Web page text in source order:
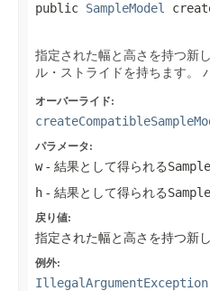
public SampleModel
指定された幅と高さを持つ新し
ル・ストライドを持ちます。
オーバーライド:
パラメータ:
w- 結果として得られる
h - 結果として得られる
戻り値:
指定された幅と高さを持つ新
例外:
IllegalArgumentException